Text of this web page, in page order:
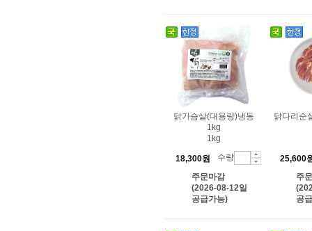
닭가슴살(대용량)냉동
1kg
1kg
18,300원
수량
주문마감
(2026-08-12일
공급가능)
닭다리순
25,600
주
공